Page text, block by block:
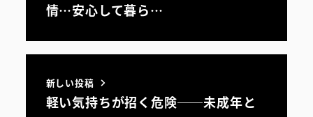
情…安心して暮ら…
新しい投稿
軽い気持ちが招く危険──未成年と